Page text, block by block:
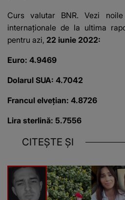
Curs valutar BNR. Vezi
internaționale de la ultima
pentru azi, 22 iunie 2022:
Euro: 4.9469
Dolarul SUA: 4.7042
Francul elvețian: 4.8726
Lira sterlină: 5.7556
CITEȘTE ȘI